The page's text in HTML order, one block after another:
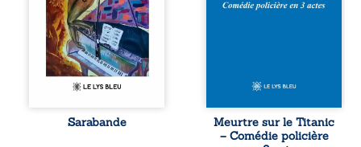
pensées, révoltes
et espoirs… Des
mots s’assemblent,
colorés, rebelles
aux règles de la
poésie, mais
chantant en
forment une
sarabande,
Sarabande
disparaît avec le
tard, la
l’épave fait
resurgir un secret
que l’on croyait
Meurtre sur le Titanic
– Comédie policière